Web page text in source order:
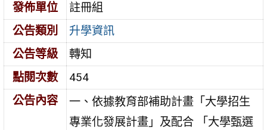
發佈單位
註冊組
公告類別
升學資訊
公告等級
轉知
點閱次數
454
公告內容
一、依據教育部補助計畫「大學招生
專業化發展計畫」及配合 「大學甄選